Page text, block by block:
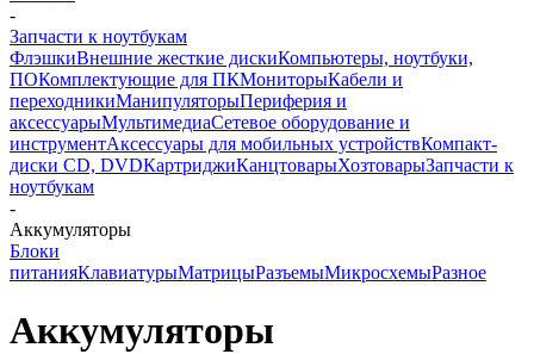
-
Запчасти к ноутбукам
ФлэшкиВнешние жесткие дискиКомпьютеры, ноутбуки,
ПОКомплектующие для ПКМониторыКабели и
переходникиМанипуляторыПериферия и
аксессуарыМультимедиаСетевое оборудование и
инструментАксессуары для мобильных устройствКомпакт-
диски CD, DVDКартриджиКанцтоварыХозтоварыЗапчасти к
ноутбукам
-
Аккумуляторы
Блоки
питанияКлавиатурыМатрицыРазъемыМикросхемыРазное
Аккумуляторы